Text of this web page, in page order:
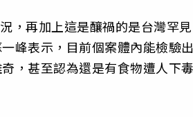
，再加上這是釀禍的是台灣罕見
峰表示，目前個案體內能檢驗
，甚至認為還是有食物遭人下